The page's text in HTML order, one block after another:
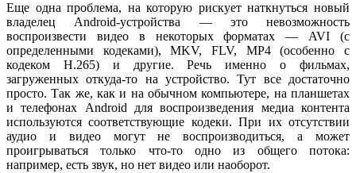
Еще одна проблема, на которую рискует наткнуться новый
владелец Android-устройства — это невозможность
воспроизвести видео в некоторых форматах — AVI (с
определенными кодеками), MKV, FLV, MP4 (особенно с
кодеком H.265) и другие. Речь именно о фильмах,
загруженных откуда-то на устройство. Тут все достаточно
просто. Так же, как и на обычном компьютере, на планшетах
и телефонах Android для воспроизведения медиа контента
используются соответствующие кодеки. При их отсутствии
аудио и видео могут не воспроизводиться, а может
проигрываться только что-то одно из общего потока:
например, есть звук, но нет видео или наоборот.